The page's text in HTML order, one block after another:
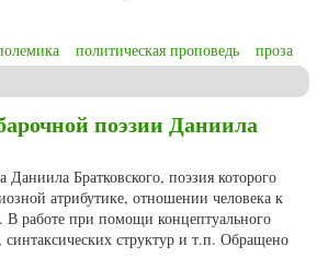
политическая проповедь проза
поэзии Даниила
Братковского, поэзия которого
атрибутике, отношении человека к
В работе при помощи концептуального
структур и т.п. Обращено